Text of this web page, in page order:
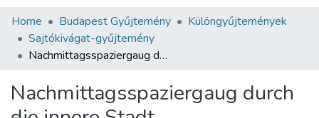
Communities & Collections
All of DSpace
About us
Home Budapest Gyűjtemény
Különgyűjtemények
Sajtókivágat-gyűjtemény
Nachmittagsspaziergaug durch die innere Stadt
Nachmittagsspaziergaug durch